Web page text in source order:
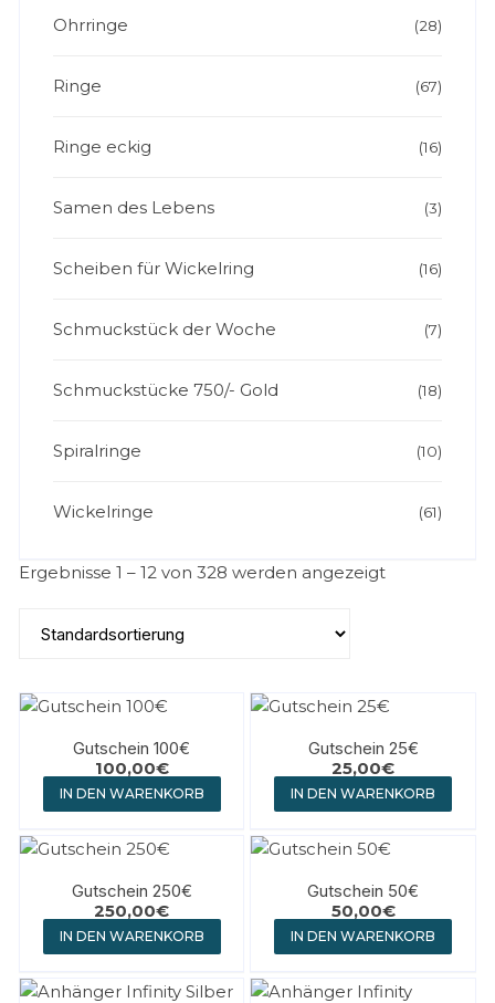
Ergebnisse 1 – 12 von 328 werden angezeigt
Gutschein 100€
100,00€
IN DEN WARENKORB
Gutschein 25€
25,00€
IN DEN WARENKORB
Gutschein 250€
250,00€
IN DEN WARENKORB
Gutschein 50€
50,00€
IN DEN WARENKORB
Ohrringe (28)
Ringe (67)
Ringe eckig (16)
Samen des Lebens (3)
Scheiben für Wickelring (16)
Schmuckstück der Woche (7)
Schmuckstücke 750/- Gold (18)
Spiralringe (10)
Wickelringe (61)